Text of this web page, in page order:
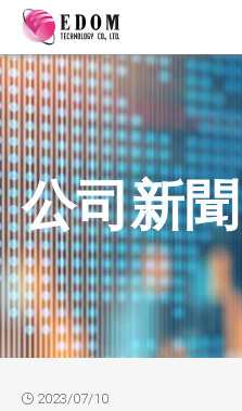
公司新聞
2023/07/10